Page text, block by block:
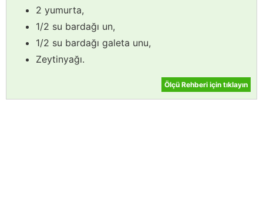
2 yumurta,
1/2 su bardağı un,
1/2 su bardağı galeta unu,
Zeytinyağı.
Ölçü Rehberi için tıklayın